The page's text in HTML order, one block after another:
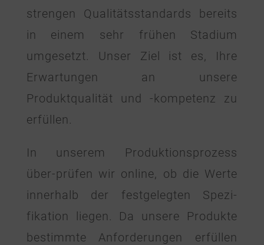
strengen Qualitätsstandards bereits
in einem sehr frühen Stadium
umgesetzt. Unser Ziel ist es, Ihre
Erwartungen an unsere
Produktqualität und -kompetenz zu
erfüllen.
In unserem Produktionsprozess
über-prüfen wir online, ob die Werte
innerhalb der festgelegten Spezi-
fikation liegen. Da unsere Produkte
bestimmte Anforderungen erfüllen